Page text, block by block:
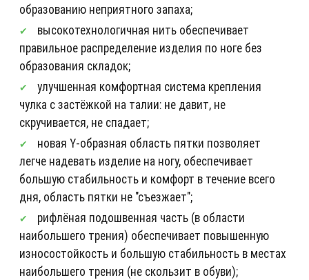
образованию неприятного запаха;
высокотехнологичная нить обеспечивает
правильное распределение изделия по ноге без
образования складок;
улучшенная комфортная система крепления
чулка с застёжкой на талии: не давит, не
скручивается, не спадает;
новая Y-образная область пятки позволяет
легче надевать изделие на ногу, обеспечивает
большую стабильность и комфорт в течение всего
дня, область пятки не "съезжает";
рифлёная подошвенная часть (в области
наибольшего трения) обеспечивает повышенную
износостойкость и большую стабильность в местах
наибольшего трения (не скользит в обуви);